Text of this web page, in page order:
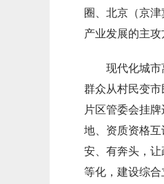
圈、北京（京
产业发展的主
现代化城
群众从村民变
片区管委会挂
地、资质资格
安、有奔头，
等化，建设综